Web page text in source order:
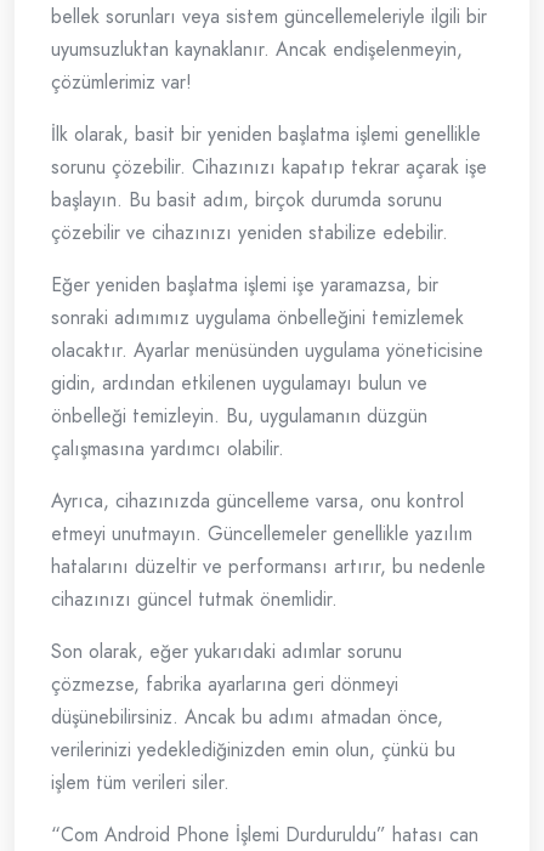
bellek sorunları veya sistem güncellemeleriyle ilgili bir
uyumsuzluktan kaynaklanır. Ancak endişelenmeyin,
çözümlerimiz var!
İlk olarak, basit bir yeniden başlatma işlemi genellikle
sorunu çözebilir. Cihazınızı kapatıp tekrar açarak işe
başlayın. Bu basit adım, birçok durumda sorunu
çözebilir ve cihazınızı yeniden stabilize edebilir.
Eğer yeniden başlatma işlemi işe yaramazsa, bir
sonraki adımımız uygulama önbelleğini temizlemek
olacaktır. Ayarlar menüsünden uygulama yöneticisine
gidin, ardından etkilenen uygulamayı bulun ve
önbelleği temizleyin. Bu, uygulamanın düzgün
çalışmasına yardımcı olabilir.
Ayrıca, cihazınızda güncelleme varsa, onu kontrol
etmeyi unutmayın. Güncellemeler genellikle yazılım
hatalarını düzeltir ve performansı artırır, bu nedenle
cihazınızı güncel tutmak önemlidir.
Son olarak, eğer yukarıdaki adımlar sorunu
çözmezse, fabrika ayarlarına geri dönmeyi
düşünebilirsiniz. Ancak bu adımı atmadan önce,
verilerinizi yedeklediğinizden emin olun, çünkü bu
işlem tüm verileri siler.
“Com Android Phone İşlemi Durduruldu” hatası can